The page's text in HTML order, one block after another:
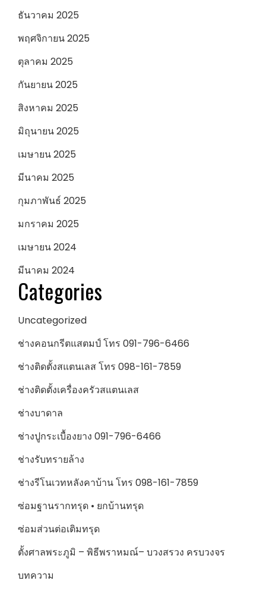
ธันวาคม 2025
พฤศจิกายน 2025
ตุลาคม 2025
กันยายน 2025
สิงหาคม 2025
มิถุนายน 2025
เมษายน 2025
มีนาคม 2025
กุมภาพันธ์ 2025
มกราคม 2025
เมษายน 2024
มีนาคม 2024
Categories
Uncategorized
ช่างคอนกรีตแสตมป์ โทร 091-796-6466
ช่างติดตั้งสแตนเลส โทร 098-161-7859
ช่างติดตั้งเครื่องครัวสแตนเลส
ช่างบาดาล
ช่างปูกระเบื้องยาง 091-796-6466
ช่างรับทรายล้าง
ช่างรีโนเวทหลังคาบ้าน โทร 098-161-7859
ซ่อมฐานรากทรุด • ยกบ้านทรุด
ซ่อมส่วนต่อเติมทรุด
ตั้งศาลพระภูมิ – พิธีพราหมณ์– บวงสรวง ครบวงจร
บทความ